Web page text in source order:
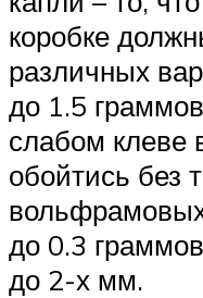
коробке
различных
до 1.5
слабом клеве
обойтись без
до 0.3
до 2-х мм.